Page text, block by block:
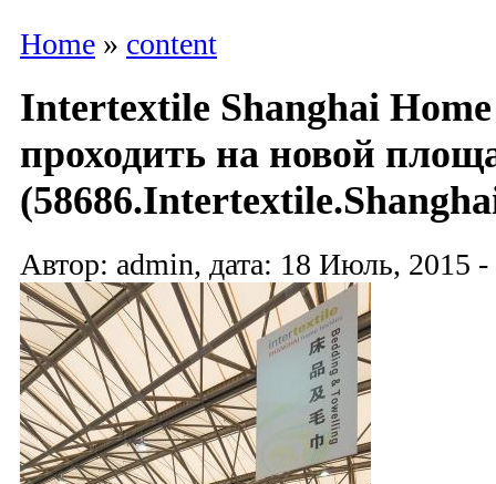
Home » content
Intertextile Shanghai Home
проходить на новой
Автор: admin, дата: 18 Июль, 2015 -